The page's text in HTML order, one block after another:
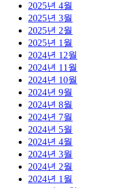
2025년 4월
2025년 3월
2025년 2월
2025년 1월
2024년 12월
2024년 11월
2024년 10월
2024년 9월
2024년 8월
2024년 7월
2024년 5월
2024년 4월
2024년 3월
2024년 2월
2024년 1월